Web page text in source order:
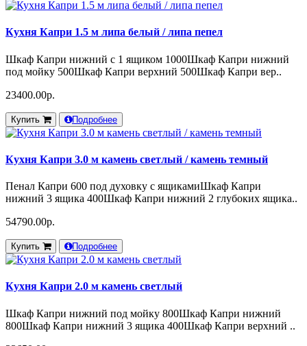
Кухня Капри 1.5 м липа белый / липа пепел
Шкаф Капри нижний с 1 ящиком 1000Шкаф Капри нижний
под мойку 500Шкаф Капри верхний 500Шкаф Капри вер..
23400.00р.
Купить Подробнее
Кухня Капри 3.0 м камень светлый / камень темный
Пенал Капри 600 под духовку с ящикамиШкаф Капри
нижний 3 ящика 400Шкаф Капри нижний 2 глубоких ящика..
54790.00р.
Купить Подробнее
Кухня Капри 2.0 м камень светлый
Шкаф Капри нижний под мойку 800Шкаф Капри нижний
800Шкаф Капри нижний 3 ящика 400Шкаф Капри верхний ..